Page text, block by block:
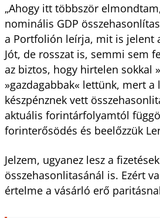
„Ahogy itt többször
nominális GDP
a Portfolión leírja, mit is jelent
Jót, de rosszat is, semmi sem
az biztos, hogy hirtelen sokkal
»gazdagabbak« lettünk, mert
készpénznek vett
aktuális forintárfolyamtól
forinterősödés és beelőzzük
Jelzem, ugyanez lesz a fizetések
összehasonlitasánál is. Ezért
értelme a vásárló erő